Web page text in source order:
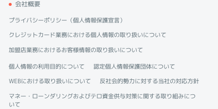
会社概要
プライバシーポリシー（個人情報保護宣言）
クレジットカード業務における個人情報の取り扱いについて
加盟店業務におけるお客様情報の取り扱いについて
個人情報の利用目的について
認定個人情報保護団体について
WEBにおける取り扱いについて
反社会的勢力に対する当社の対応方針
マネー・ローンダリングおよびテロ資金供与対策に関する取り組みにつ
いて